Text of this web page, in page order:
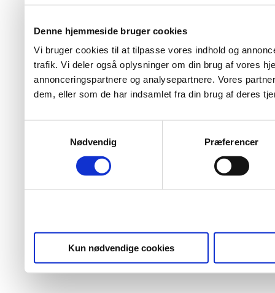
Denne hjemmeside bruger cookies
Vi bruger cookies til at tilpasse vores indhold og
trafik. Vi deler også oplysninger om din brug af vores
annonceringspartnere og analysepartnere. Vores
dem, eller som de har indsamlet fra din brug af deres
Nødvendig
Præferencer
Kun nødvendige cookies